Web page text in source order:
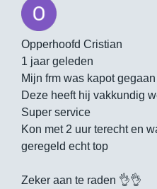
Opperhoofd Cristian
1 jaar geleden
Mijn frm was kapot gegaan
Deze heeft hij vakkundig
Super service
Kon met 2 uur terecht en
geregeld echt top
Zeker aan te raden 👌👌